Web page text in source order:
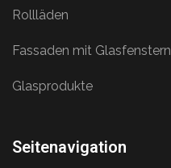
Rollläden
Fassaden mit Glasfenstern
Glasprodukte
Seitenavigation